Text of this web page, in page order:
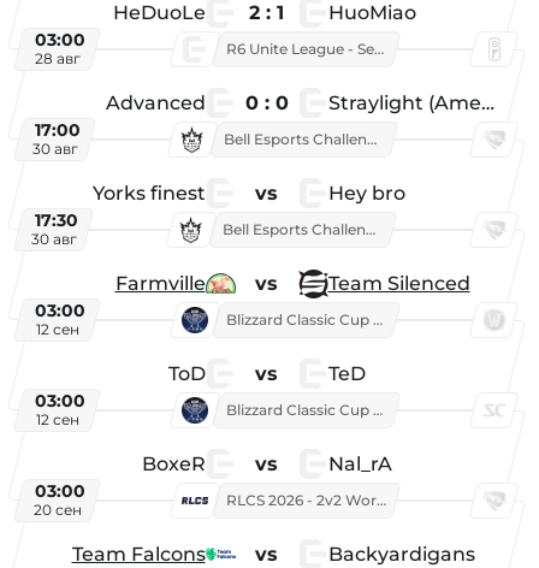
HeDuoLe 2 : 1 HuoMiao
03:00
28 авг
R6 Unite League - Season 1
Advanced 0 : 0 Straylight (American team)
17:00
30 авг
Bell Esports Challenge 2026
Yorks finest vs Hey bro
17:30
30 авг
Bell Esports Challenge 2026
Farmville vs Team Silenced
03:00
12 сен
Blizzard Classic Cup 2026
ToD vs TeD
03:00
12 сен
Blizzard Classic Cup 2026
BoxeR vs Nal_rA
03:00
20 сен
RLCS 2026 - 2v2 World Championship
Team Falcons vs Backyardigans